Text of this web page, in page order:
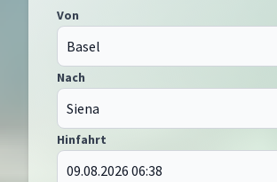
Von
Nach
Hinfahrt